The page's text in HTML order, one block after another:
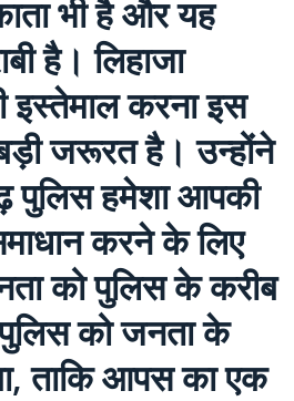
भी है और यह
है। लिहाजा
इस्तेमाल करना इस
जरूरत है। उन्होंने
पुलिस हमेशा आपकी
करने के लिए
को पुलिस के करीब
को जनता के
ताकि आपस का एक